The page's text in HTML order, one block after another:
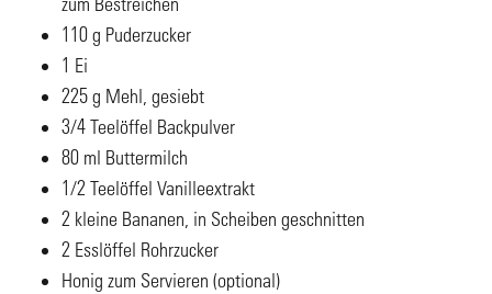
110 g Puderzucker
1 Ei
225 g Mehl, gesiebt
3/4 Teelöffel Backpulver
80 ml Buttermilch
1/2 Teelöffel Vanilleextrakt
2 kleine Bananen, in Scheiben geschnitten
2 Esslöffel Rohrzucker
Honig zum Servieren (optional)